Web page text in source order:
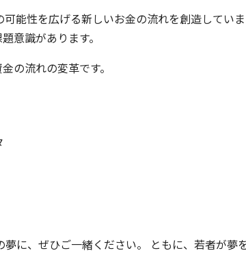
能性を広げる新しいお金の流れを創造していま
意識があります。
の流れの変革です。
に、ぜひご一緒ください。 ともに、若者が夢